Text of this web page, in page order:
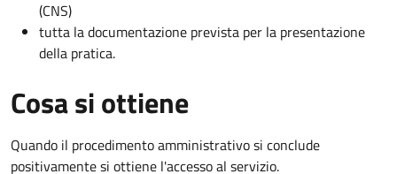
(CNS)
tutta la documentazione prevista per la presentazione
della pratica.
Cosa si ottiene
Quando il procedimento amministrativo si conclude
positivamente si ottiene l'accesso al servizio.